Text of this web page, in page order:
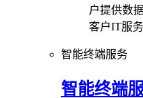
户提供数
客户IT服
智能终端服务
智能终端